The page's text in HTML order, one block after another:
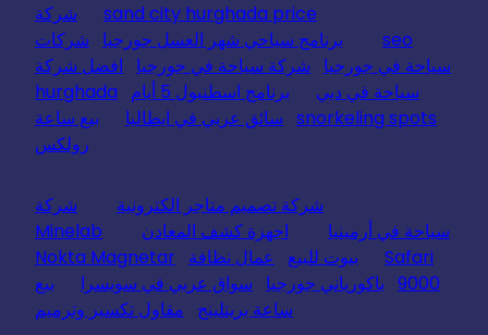
sand city hurghada price
شركة
seo
برنامج سياحي شهر العسل جورجيا
شركات
سياحة في جورجيا
شركة سياحة في جورجيا
افضل شركة
سياحة في دبي
برنامج اسطنبول 5 أيام
hurghada
snorkeling spots سائق عربي في ايطاليا
بيع ساعة
رولكس
شركة تصميم متاجر الكترونية
شركة
سياحة في أرمينيا
اجهزة كشف المعادن
Minelab
Safari
بيوت للبيع عمال نظافة Nokta Magnetar
9000 باكورياني جورجيا سواق عربي في سويسرا
بيع
ساعة بريتلينج
مقاول تكسير وترميم